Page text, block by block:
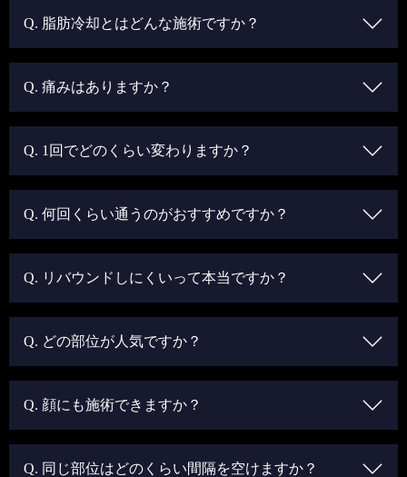
Q. 脂肪冷却とはどんな施術ですか？
Q. 痛みはありますか？
Q. 1回でどのくらい変わりますか？
Q. 何回くらい通うのがおすすめですか？
Q. リバウンドしにくいって本当ですか？
Q. どの部位が人気ですか？
Q. 顔にも施術できますか？
Q. 同じ部位はどのくらい間隔を空けますか？